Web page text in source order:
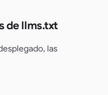
de llms.txt
las